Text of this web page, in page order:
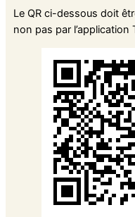
Le QR ci-dessous doit
non pas par l’application